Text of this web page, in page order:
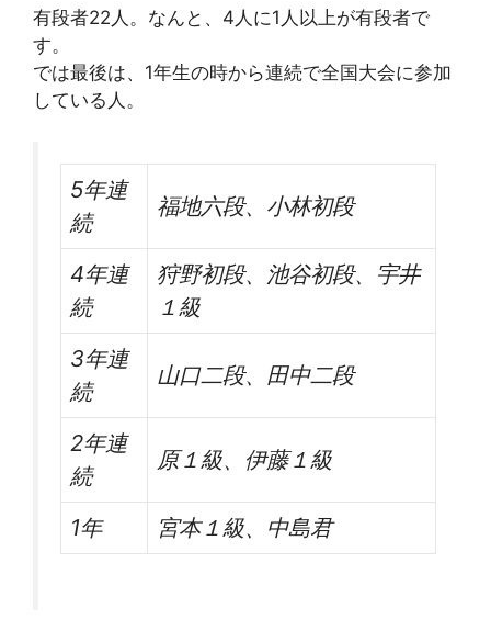
有段者22人。なんと、4人に1人以上が有段者で
す。
では最後は、1年生の時から連続で全国大会に参加
している人。
5年連
続
福地六段、小林初段
4年連
続
狩野初段、池谷初段、宇井
１級
3年連
続
山口二段、田中二段
2年連
続
原１級、伊藤１級
1年 宮本１級、中島君